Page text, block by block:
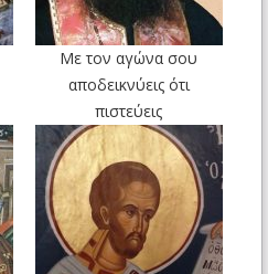
Με τον αγώνα σου
αποδεικνύεις ότι
πιστεύεις